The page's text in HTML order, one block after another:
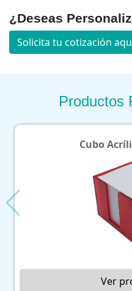
¿Deseas
Solicita tu cotización
Productos
Cubo
Ver